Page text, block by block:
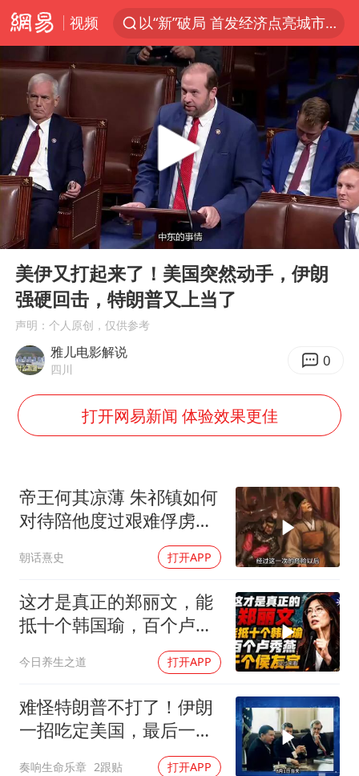
视频
以“新”破局 首发经济点亮城市消费活力
台风白海豚进入48小时警戒线
佛得角门将亮相智利俱乐部主场
中方回应是否在太平洋海底开采稀土
看守所辅警收受10万获刑1年
宇树科技发行价格150.80元/股
宇树科技王兴兴身家有望超200亿元
五粮液渠道价一箱上涨近百元
CIA被曝已秘密设立古巴工作组
U17国足1分钟轰2球
法国将禁止“未经同意的电话营销”
24小时不关空调 电费会更低吗
中国养老床位“三连降”
吉林一“温度计大楼”读数爆表
东方甄选被判赔偿江小白30万元
奋进开新局 实干挑大梁
Play
00:00
美伊又打起来了！美国突然动手，伊朗
强硬回击，特朗普又上当了
声明：个人原创，仅供参考
雅儿电影解说
四川 0
打开网易新闻 体验效果更佳
帝王何其凉薄 朱祁镇如何
对待陪他度过艰难俘虏生
朝话熹史 打开APP
这才是真正的郑丽文，能
抵十个韩国瑜，百个卢秀
今日养生之道 打开APP
难怪特朗普不打了！伊朗
一招吃定美国，最后一
刻，美司令亲自上书
奏响生命乐章 2跟贴 打开APP